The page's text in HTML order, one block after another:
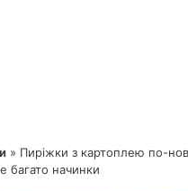
» Пиріжки з картоплею по-
багато начинки